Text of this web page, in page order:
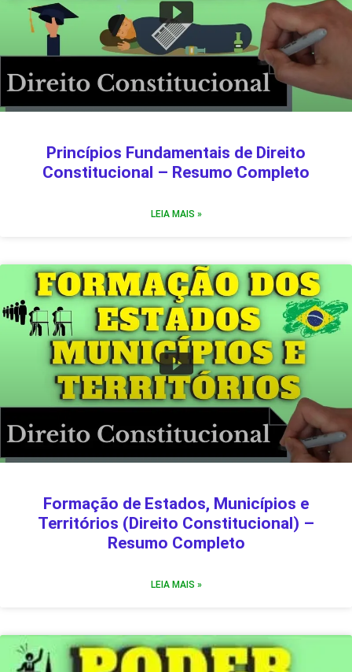
Princípios Fundamentais de Direito
Constitucional – Resumo Completo
LEIA MAIS »
Formação de Estados, Municípios e
Territórios (Direito Constitucional) –
Resumo Completo
LEIA MAIS »